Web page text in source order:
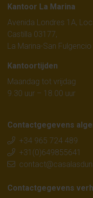
Kantoor La Marina
Avenida Londres 1A,
Castilla 03177,
La Marina-San Fulgencio
Kantoortijden
Maandag tot vrijdag
9.30 uur – 18.00 uur
Contactgegevens
+34 965 724 489
+31(0)649855641
Contactgegevens